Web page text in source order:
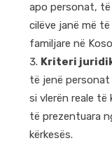
apo personat,
cilëve janë më
familjare në
Kriteri
të jenë personat
si vlerën reale të
të prezentuara
kërkesës.